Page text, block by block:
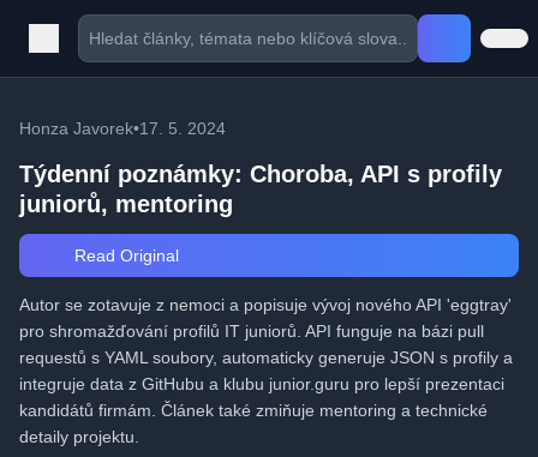
Honza Javorek•17. 5. 2024
Týdenní poznámky: Choroba, API s profily
juniorů, mentoring
Read Original
Autor se zotavuje z nemoci a popisuje vývoj nového API 'eggtray'
pro shromažďování profilů IT juniorů. API funguje na bázi pull
requestů s YAML soubory, automaticky generuje JSON s profily a
integruje data z GitHubu a klubu junior.guru pro lepší prezentaci
kandidátů firmám. Článek také zmiňuje mentoring a technické
detaily projektu.